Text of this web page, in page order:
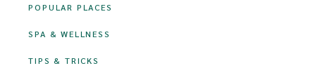
POPULAR PLACES
SPA & WELLNESS
TIPS & TRICKS